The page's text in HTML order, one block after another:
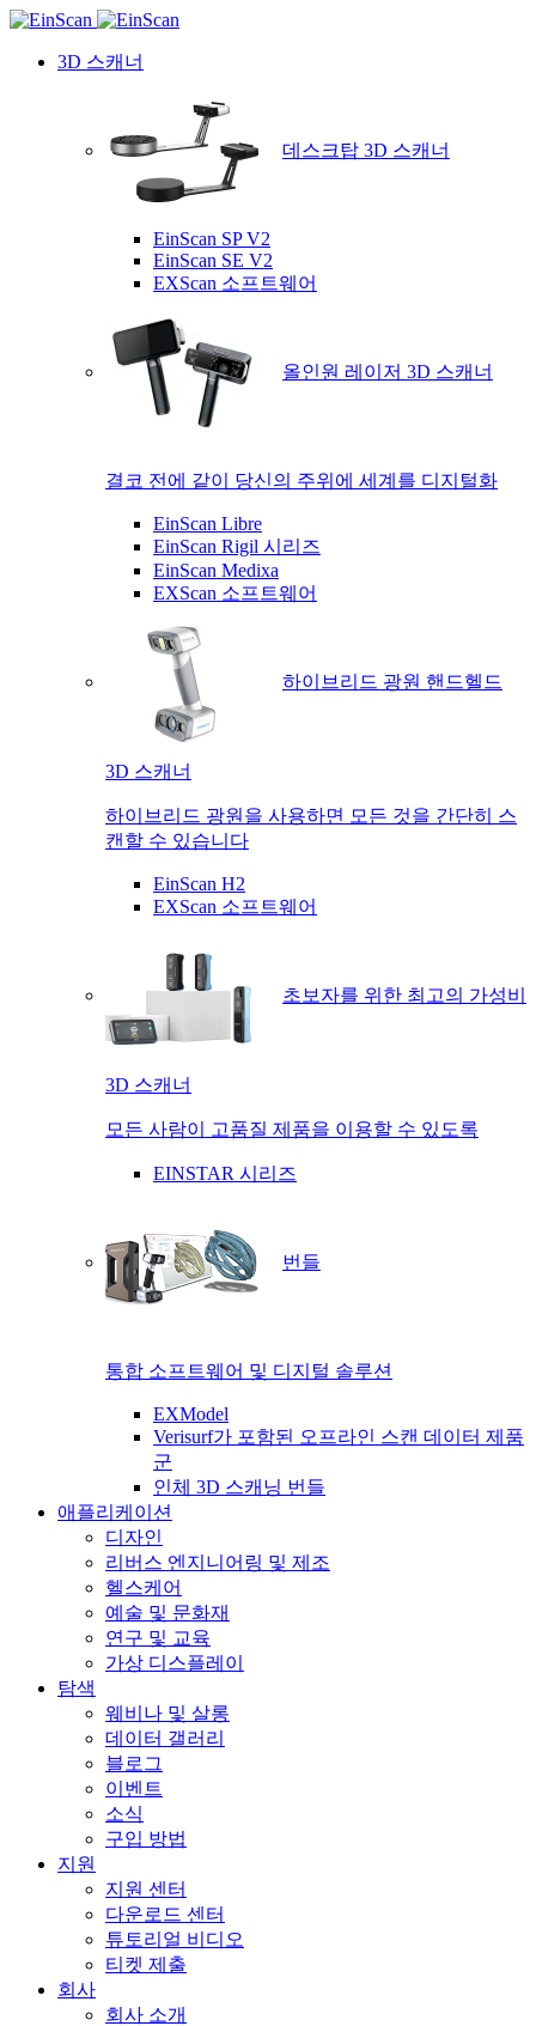
3D 스캐너
데스크탑 3D 스캐너
EinScan SP V2
EinScan SE V2
EXScan 소프트웨어
올인원 레이저 3D 스캐너
결코 전에 같이 당신의 주위에 세계를 디지털화
EinScan Libre
EinScan Rigil 시리즈
EinScan Medixa
EXScan 소프트웨어
하이브리드 광원 핸드헬드
3D 스캐너
하이브리드 광원을 사용하면 모든 것을 간단히 스
캔할 수 있습니다
EinScan H2
EXScan 소프트웨어
초보자를 위한 최고의 가성비
3D 스캐너
모든 사람이 고품질 제품을 이용할 수 있도록
EINSTAR 시리즈
번들
통합 소프트웨어 및 디지털 솔루션
EXModel
Verisurf가 포함된 오프라인 스캔 데이터 제품
군
인체 3D 스캐닝 번들
애플리케이션
디자인
리버스 엔지니어링 및 제조
헬스케어
예술 및 문화재
연구 및 교육
가상 디스플레이
탐색
웨비나 및 살롱
데이터 갤러리
블로그
이벤트
소식
구입 방법
지원
지원 센터
다운로드 센터
튜토리얼 비디오
티켓 제출
회사
회사 소개